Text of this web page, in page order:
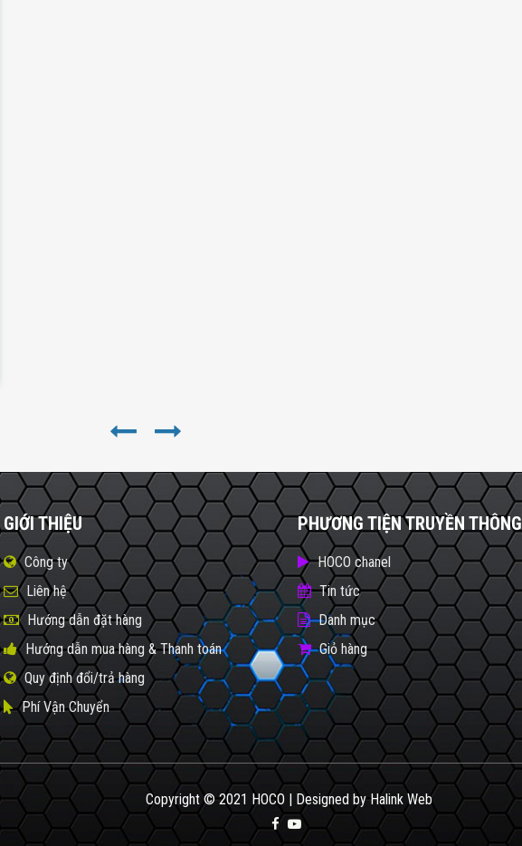
GIỚI THIỆU
Công ty
Liên hệ
Hướng dẫn đặt hàng
Hướng dẫn mua hàng & Thanh toán
Quy định đổi/trả hàng
Phí Vận Chuyển
PHƯƠNG TIỆN TRUYỀN THÔNG
HOCO chanel
Tin tức
Danh mục
Giỏ hàng
Copyright © 2021 HOCO | Designed byHalink Web